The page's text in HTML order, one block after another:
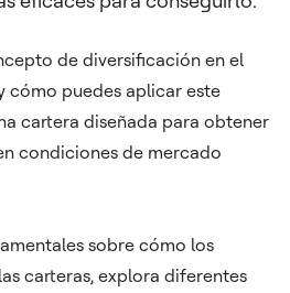
de diversificación en el
cómo puedes aplicar este
cartera diseñada para obtener
condiciones de mercado
sobre cómo los
carteras, explora diferentes